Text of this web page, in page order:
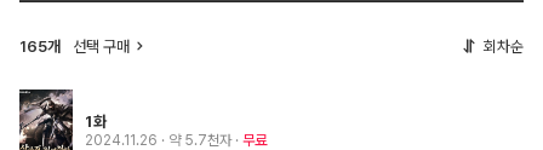
165개 선택 구매 회차순
1화
2024.11.26 · 약 5.7천자 무료